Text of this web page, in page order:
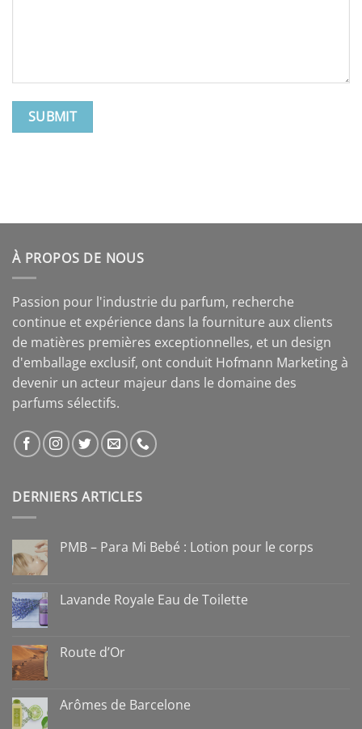
À PROPOS DE NOUS
Passion pour l'industrie du parfum, recherche
continue et expérience dans la fourniture aux clients
de matières premières exceptionnelles, et un design
d'emballage exclusif, ont conduit Hofmann Marketing à
devenir un acteur majeur dans le domaine des
parfums sélectifs.
DERNIERS ARTICLES
PMB – Para Mi Bebé : Lotion pour le corps
Lavande Royale Eau de Toilette
Route d’Or
Arômes de Barcelone